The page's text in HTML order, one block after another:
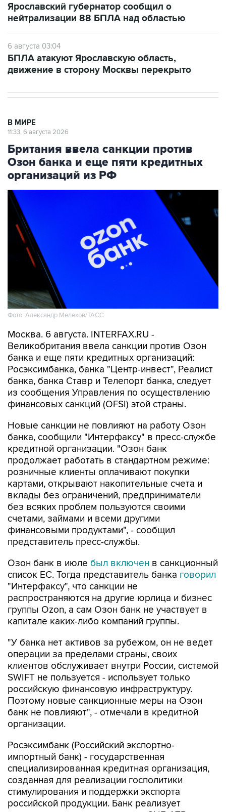
Ярославский губернатор сообщил о
нейтрализации 88 БПЛА над областью
6 августа 03:04
БПЛА атакуют Ярославскую область,
движение в сторону Москвы перекрыто
В МИРЕ
11:33, 6 августа 2026
Британия ввела санкции против
Озон банка и еще пяти кредитных
организаций из РФ
Фото: Александр Мелехов/ТАСС
Москва. 6 августа. INTERFAX.RU -
Великобритания ввела санкции против Озон
банка и еще пяти кредитных организаций:
Росэксимбанка, банка "Центр-инвест", Реалист
банка, банка Ставр и Телепорт банка, следует
из сообщения Управления по осуществлению
финансовых санкций (OFSI) этой страны.
Новые санкции не повлияют на работу Озон
банка, сообщили "Интерфаксу" в пресс-службе
кредитной организации. "Озон банк
продолжает работать в стандартном режиме:
розничные клиенты оплачивают покупки
картами, открывают накопительные счета и
вклады без ограничений, предприниматели
без всяких проблем пользуются своими
счетами, займами и всеми другими
финансовыми продуктами", - сообщил
представитель пресс-службы.
Озон банк в июле был включен в санкционный
список ЕС. Тогда представитель банка говорил
"Интерфаксу", что санкции не
распространяются на другие юрлица и бизнес
группы Ozon, а сам Озон банк не участвует в
капитале каких-либо компаний группы.
"У банка нет активов за рубежом, он не ведет
операции за пределами страны, своих
клиентов обслуживает внутри России, системой
SWIFT не пользуется - использует только
российскую финансовую инфраструктуру.
Поэтому новые санкционные меры на Озон
банк не повлияют", - отмечали в кредитной
организации.
Росэксимбанк (Российский экспортно-
импортный банк) - государственная
специализированная кредитная организация,
созданная для реализации госполитики
стимулирования и поддержки экспорта
российской продукции. Банк реализует